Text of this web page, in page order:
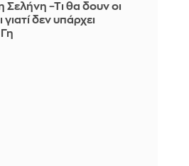
Σελήνη –Τι θα δουν οι
δεν υπάρχει